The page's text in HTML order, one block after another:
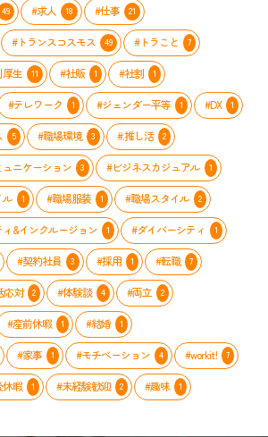
49 #求人 18 #仕事 21
#トランスコスモス 49 #トラこと 7
生 11 #社販 1 #社割 1
#テレワーク 1 #ジェンダー平等 1 #DX 1
5 #職場環境 3 #.推し活 2
ニケーション 3 #ビジネスカジュアル 1
1 #職場服装 1 #職場スタイル 2
&インクルージョン 1 #ダイバーシティ 1
#契約社員 3 #採用 1 #転職 7
応対 2 #体験談 4 #両立 2
#産前休暇 1 #結婚 1
#家事 1 #モチベーション 4 #workit! 7
暇 1 #未経験歓迎 2 #趣味 1